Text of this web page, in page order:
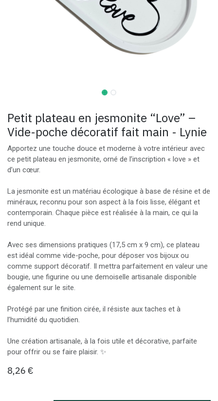
Petit plateau en jesmonite “Love” –
Vide-poche décoratif fait main - Lynie
Apportez une touche douce et moderne à votre intérieur avec
ce petit plateau en jesmonite, orné de l’inscription « love » et
d’un cœur.
La jesmonite est un matériau écologique à base de résine et de
minéraux, reconnu pour son aspect à la fois lisse, élégant et
contemporain. Chaque pièce est réalisée à la main, ce qui la
rend unique.
Avec ses dimensions pratiques (17,5 cm x 9 cm), ce plateau
est idéal comme vide-poche, pour déposer vos bijoux ou
comme support décoratif. Il mettra parfaitement en valeur une
bougie, une figurine ou une demoiselle artisanale disponible
également sur le site.
Protégé par une finition cirée, il résiste aux taches et à
l’humidité du quotidien.
Une création artisanale, à la fois utile et décorative, parfaite
pour offrir ou se faire plaisir. ✨
8,26 €